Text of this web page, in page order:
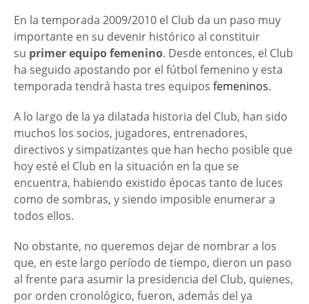
En la temporada 2009/2010 el Club da un paso muy
importante en su devenir histórico al constituir
su primer equipo femenino. Desde entonces, el Club
ha seguido apostando por el fútbol femenino y esta
temporada tendrá hasta tres equipos femeninos.
A lo largo de la ya dilatada historia del Club, han sido
muchos los socios, jugadores, entrenadores,
directivos y simpatizantes que han hecho posible que
hoy esté el Club en la situación en la que se
encuentra, habiendo existido épocas tanto de luces
como de sombras, y siendo imposible enumerar a
todos ellos.
No obstante, no queremos dejar de nombrar a los
que, en este largo período de tiempo, dieron un paso
al frente para asumir la presidencia del Club, quienes,
por orden cronológico, fueron, además del ya